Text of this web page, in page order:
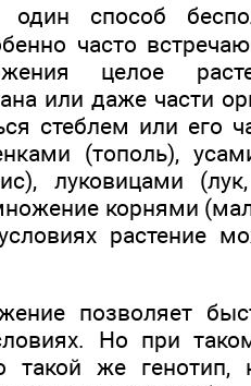
способ
часто
целое
или даже части
стеблем или его
(тополь),
луковицами
корнями
растение
позволяет
Но при
такой же генотип,